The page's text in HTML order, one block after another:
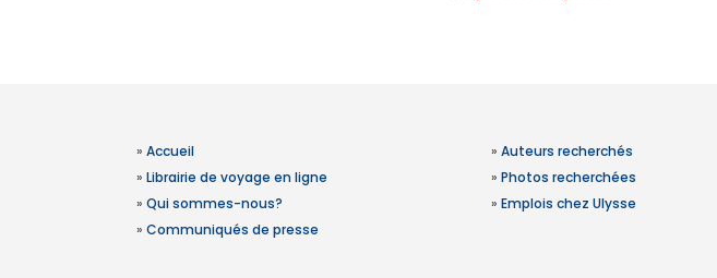
» Accueil
» Librairie de voyage en ligne
» Qui sommes-nous?
» Communiqués de presse
» Auteurs recherchés
» Photos recherchées
» Emplois chez Ulysse